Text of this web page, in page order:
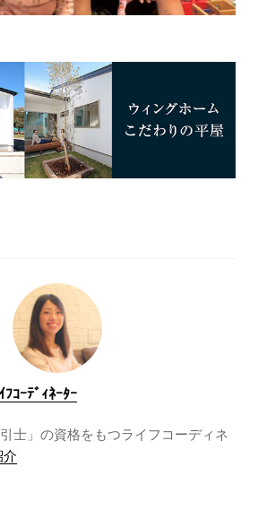
ｺｰﾃﾞｨﾈｰﾀｰ
士」の資格をもつライフコーディネ
介